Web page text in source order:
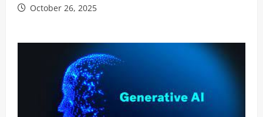
October 26, 2025